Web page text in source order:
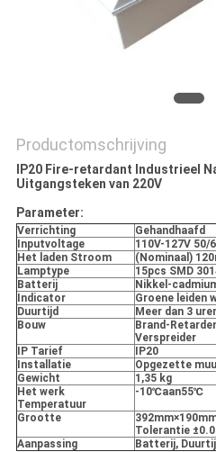
Productomschrijving
IP20 Fire-retardant Industrieel
Uitgangsteken van 220V
Parameter:
Verrichting
Gehandhaafd
Inputvoltage
110V-127V 50/
Het laden Stroom
(Nominaal)
Lamptype
15pcs SMD
Batterij
Nikkel-
Indicator
Groene leiden
Duurtijd
Meer dan 3
Bouw
Brand-
Verspreider
IP Tarief
IP20
Installatie
Opgezette
Gewicht
1,35 kg
Het werk
Temperatuur
-10℃aan55℃
Grootte
Tolerantie
Aanpassing
Batterij,